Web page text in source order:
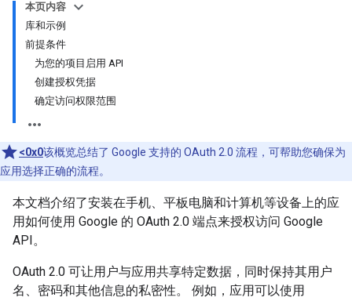
本页内容
库和示例
前提条件
为您的项目启用 API
创建授权凭据
确定访问权限范围
<0x0该概览总结了 Google 支持的 OAuth 2.0 流程，可帮助您确保为
应用选择正确的流程。
本文档介绍了安装在手机、平板电脑和计算机等设备上的应
用如何使用 Google 的 OAuth 2.0 端点来授权访问 Google
API。
OAuth 2.0 可让用户与应用共享特定数据，同时保持其用户
名、密码和其他信息的私密性。 例如，应用可以使用